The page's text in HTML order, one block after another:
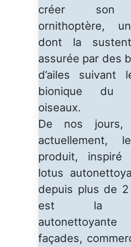
créer son
ornithoptère,
dont la
assurée par des
d’ailes suivant
bionique du
oiseaux.
De nos jours,
actuellement,
produit, inspiré
lotus
depuis plus de
est la
façades,